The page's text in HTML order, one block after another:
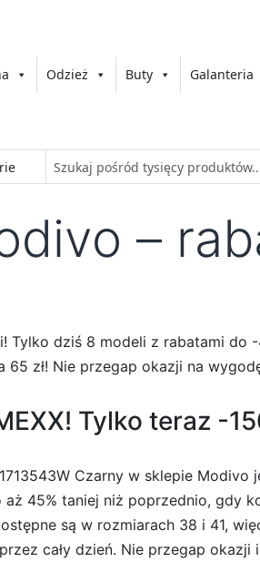
Odzież Buty Galanteria
–
dziś 8 modeli z rabatami do
65 zł! Nie przegap okazji na
Tylko teraz -
Czarny w sklepie
45% taniej niż poprzednio, gdy
są w rozmiarach 38 i 41,
cały dzień. Nie przegap